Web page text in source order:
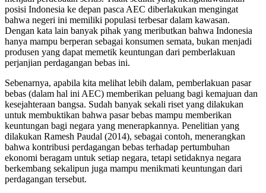
posisi Indonesia ke depan pasca AEC diberlakukan mengingat
bahwa negeri ini memiliki populasi terbesar dalam kawasan.
Dengan kata lain banyak pihak yang meributkan bahwa Indonesia
hanya mampu berperan sebagai konsumen semata, bukan menjadi
produsen yang dapat memetik keuntungan dari pemberlakuan
perjanjian perdagangan bebas ini.
Sebenarnya, apabila kita melihat lebih dalam, pemberlakuan pasar
bebas (dalam hal ini AEC) memberikan peluang bagi kemajuan dan
kesejahteraan bangsa. Sudah banyak sekali riset yang dilakukan
untuk membuktikan bahwa pasar bebas mampu memberikan
keuntungan bagi negara yang menerapkannya. Penelitian yang
dilakukan Ramesh Paudal (2014), sebagai contoh, menerangkan
bahwa kontribusi perdagangan bebas terhadap pertumbuhan
ekonomi beragam untuk setiap negara, tetapi setidaknya negara
berkembang sekalipun juga mampu menikmati keuntungan dari
perdagangan tersebut.